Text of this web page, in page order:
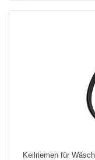
Keilriemen für